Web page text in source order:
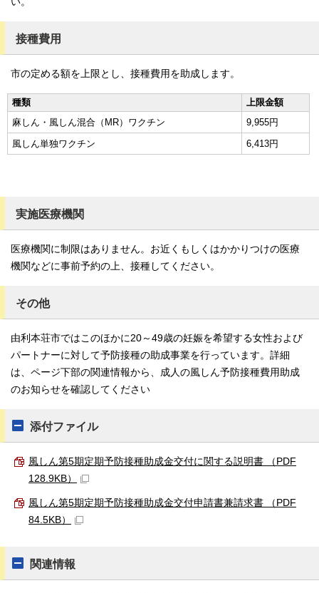
接種費用
市の定める額を上限とし、接種費用を助成します。
種類
上限金額
麻しん・風しん混合（MR）ワクチン
9,955円
風しん単独ワクチン
6,413円
実施医療機関
医療機関に制限はありません。お近くもしくはかかりつけの医療
機関などに事前予約の上、接種してください。
その他
由利本荘市ではこのほかに20～49歳の妊娠を希望する女性および
パートナーに対して予防接種の助成事業を行っています。詳細
は、ページ下部の関連情報から、成人の風しん予防接種費用助成
のお知らせを確認してください
添付ファイル
風しん第5期定期予防接種助成金交付に関する説明書 （PDF
128.9KB）
風しん第5期定期予防接種助成金交付申請書兼請求書 （PDF
84.5KB）
関連情報